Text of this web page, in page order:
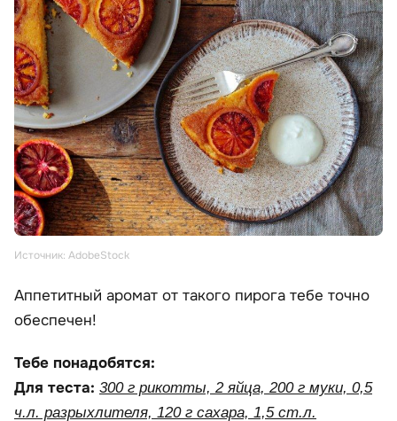
Источник: AdobeStock
Аппетитный аромат от такого пирога тебе точно
обеспечен!
Тебе понадобятся:
Для теста: 300 г рикотты, 2 яйца, 200 г муки, 0,5
ч.л. разрыхлителя, 120 г сахара, 1,5 ст.л.